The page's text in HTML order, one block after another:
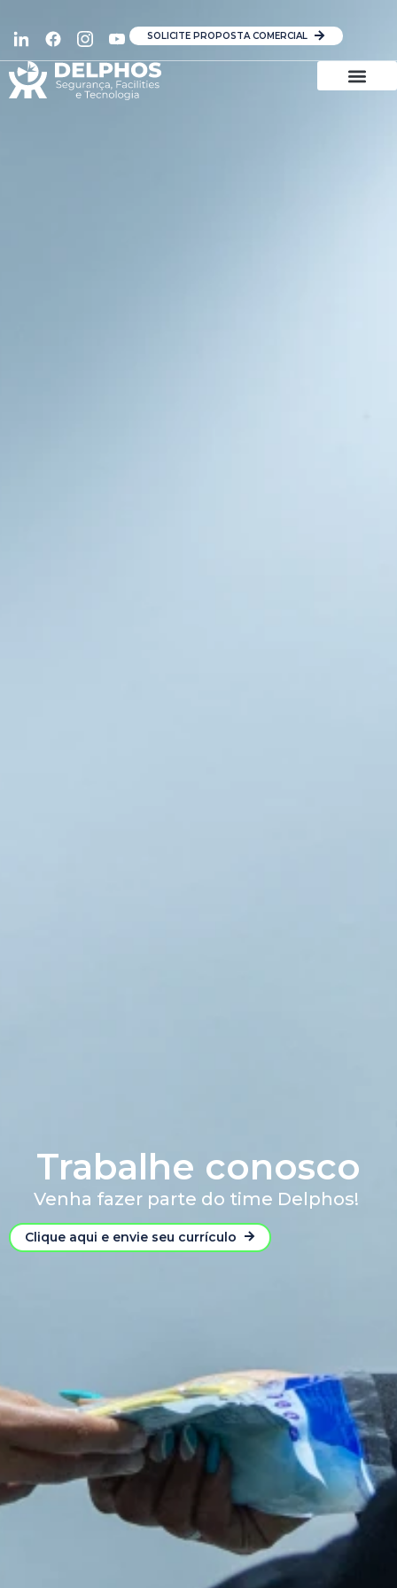
SOLICITE PROPOSTA COMERCIAL
Trabalhe conosco
Venha fazer parte do time Delphos!
Clique aqui e envie seu currículo